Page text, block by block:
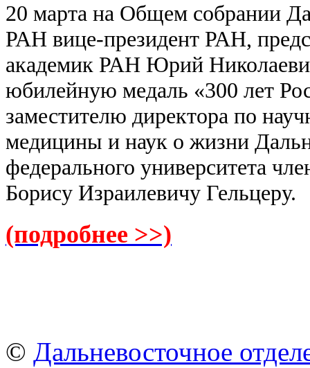
20 марта на Общем собрании
РАН вице-президент РАН,
академик РАН Юрий
юбилейную медаль «300 лет
заместителю директора по
медицины и наук о жизни
федерального университета
Борису Израилевичу Гельцеру.
(подробнее >>)
© Дальневосточное